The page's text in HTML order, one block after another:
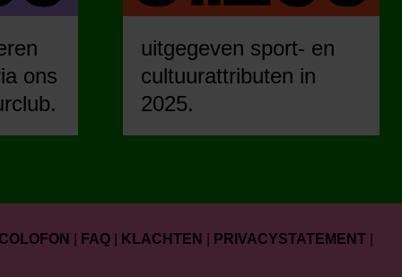
ons
uitgegeven sport- en
cultuurattributen in
2025.
FAQ KLACHTEN PRIVACYSTATEMENT